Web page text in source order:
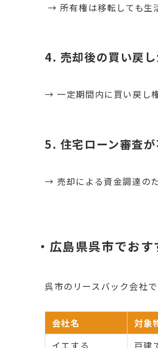
→ 所有権は移転しても生
4. 売却後の買い戻
→ 一定期間内に買い戻し
5. 住宅ローン審査
→ 売却による資金調達の
・広島県呉市でお
呉市のリースバック会社
会社名 対象
イエする
戸建